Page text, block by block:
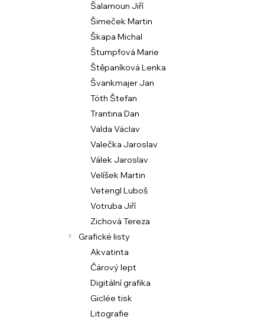
Šalamoun Jiří
Šimeček Martin
Škapa Michal
Štumpfová Marie
Štěpaníková Lenka
Švankmajer Jan
Tóth Štefan
Trantina Dan
Valda Václav
Valečka Jaroslav
Válek Jaroslav
Velíšek Martin
Vetengl Luboš
Votruba Jiří
Zichová Tereza
Grafické listy
Akvatinta
Čárový lept
Digitální grafika
Giclée tisk
Litografie